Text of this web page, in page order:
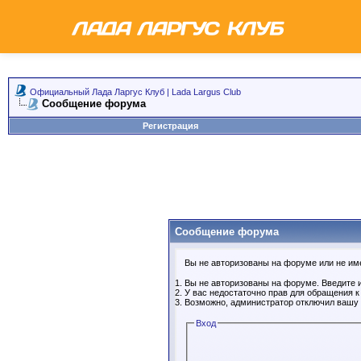
Официальный Лада Ларгус Клуб | Lada Largus Club
Сообщение форума
Регистрация
Сообщение форума
Вы не авторизованы на форуме или не
Вы не авторизованы на форуме. Введите
У вас недостаточно прав для обращения
Возможно, администратор отключил
Вход